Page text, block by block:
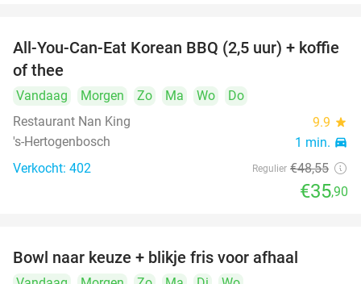
26%
All-You-Can-Eat Korean BBQ (2,5 uur) + koffie
of thee
Vandaag Morgen Zo Ma Wo
Do
Restaurant Nan King
9.9 star
's-Hertogenbosch 1 min. directions_car
Verkocht: 402 Regulier €48,55
€35,90
Bowl naar keuze + blikje fris voor afhaal